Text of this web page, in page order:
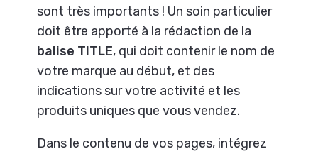
sont très importants ! Un soin particulier
doit être apporté à la rédaction de la
balise TITLE, qui doit contenir le nom de
votre marque au début, et des
indications sur votre activité et les
produits uniques que vous vendez.
Dans le contenu de vos pages, intégrez